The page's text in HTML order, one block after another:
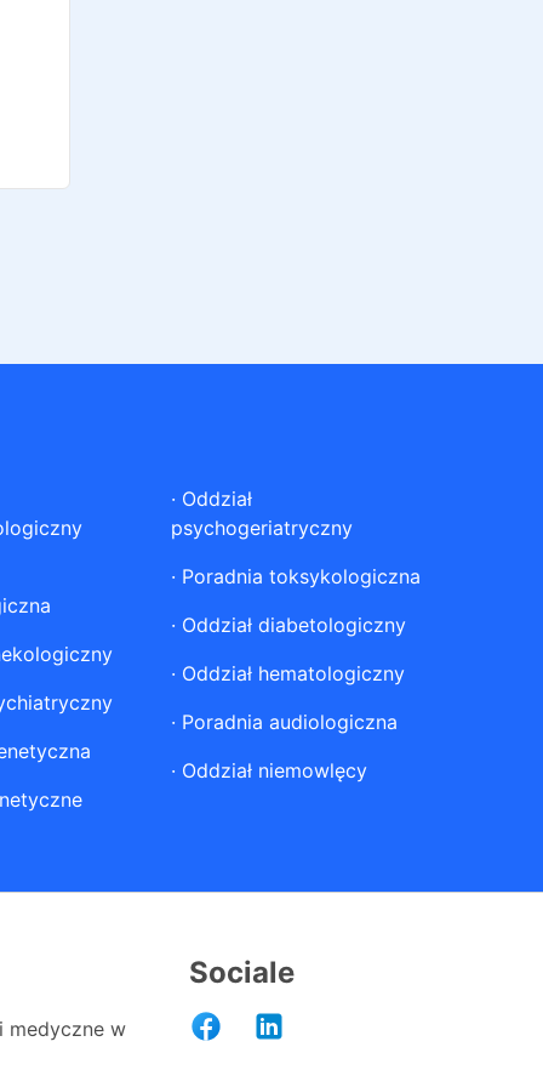
· Oddział
psychogeriatryczny
· Poradnia toksykologiczna
· Oddział diabetologiczny
· Oddział hematologiczny
· Poradnia audiologiczna
· Oddział niemowlęcy
medyczne w
Sociale